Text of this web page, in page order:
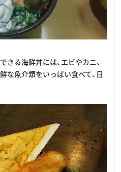
る海鮮丼には、エビやカニ、
な魚介類をいっぱい食べて、日